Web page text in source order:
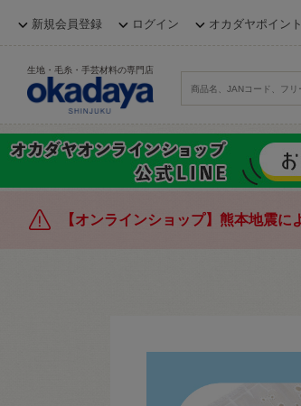
新規会員登録 ログイン オカダヤポイント
生地・毛糸・手芸材料の専門店
【オンラインショップ】熊本地震